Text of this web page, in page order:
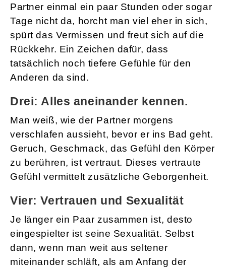
Partner einmal ein paar Stunden oder sogar
Tage nicht da, horcht man viel eher in sich,
spürt das Vermissen und freut sich auf die
Rückkehr. Ein Zeichen dafür, dass
tatsächlich noch tiefere Gefühle für den
Anderen da sind.
Drei: Alles aneinander kennen.
Man weiß, wie der Partner morgens
verschlafen aussieht, bevor er ins Bad geht.
Geruch, Geschmack, das Gefühl den Körper
zu berühren, ist vertraut. Dieses vertraute
Gefühl vermittelt zusätzliche Geborgenheit.
Vier: Vertrauen und Sexualität
Je länger ein Paar zusammen ist, desto
eingespielter ist seine Sexualität. Selbst
dann, wenn man weit aus seltener
miteinander schläft, als am Anfang der